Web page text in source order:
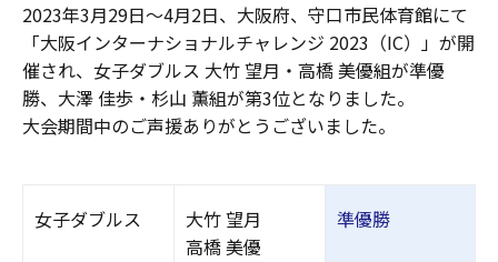
2023年3月29日～4月2日、大阪府、 守口市民体育館にて
「大阪インターナショナルチャレンジ 2023（IC）」が開
催され、女子ダブルス 大竹 望月・高橋 美優組が準優
勝、大澤 佳歩・杉山 薫組が第3位となりました。
大会期間中のご声援ありがとうございました。
女子ダブルス
大竹 望月
高橋 美優
準優勝